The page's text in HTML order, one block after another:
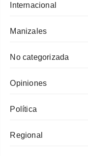
Internacional
Manizales
No categorizada
Opiniones
Política
Regional